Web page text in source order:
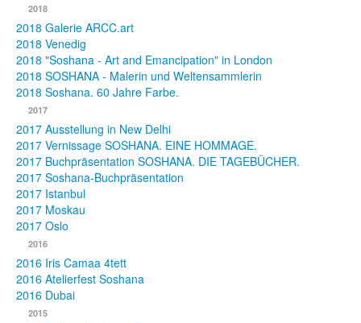
2018
2018 Galerie ARCC.art
2018 Venedig
2018 "Soshana - Art and Emancipation" in London
2018 SOSHANA - Malerin und Weltensammlerin
2018 Soshana. 60 Jahre Farbe.
2017
2017 Ausstellung in New Delhi
2017 Vernissage SOSHANA. EINE HOMMAGE.
2017 Buchpräsentation SOSHANA. DIE TAGEBÜCHER.
2017 Soshana-Buchpräsentation
2017 Istanbul
2017 Moskau
2017 Oslo
2016
2016 Iris Camaa 4tett
2016 Atelierfest Soshana
2016 Dubai
2015